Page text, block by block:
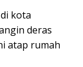
kota
deras
atap rumah